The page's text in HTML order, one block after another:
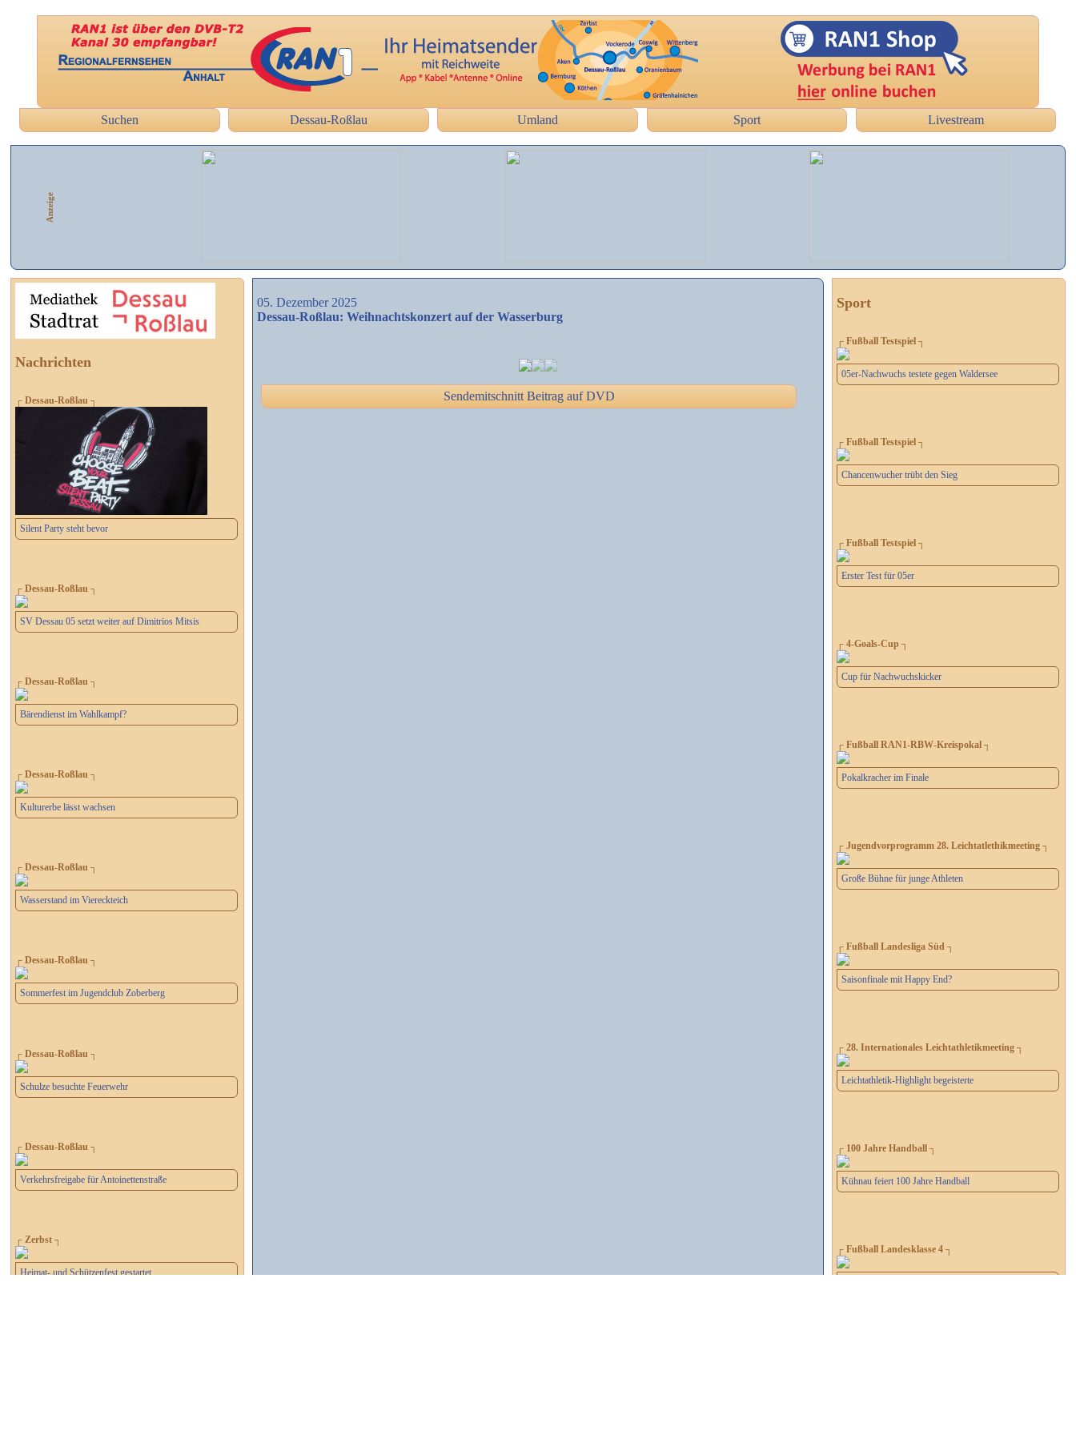
Suchen Dessau-Roßlau Umland Sport Livestream
Nachrichten
┌ Dessau-Roßlau ┐
Silent Party steht bevor
┌ Dessau-Roßlau ┐
SV Dessau 05 setzt weiter auf Dimitrios Mitsis
┌ Dessau-Roßlau ┐
Bärendienst im Wahlkampf?
┌ Dessau-Roßlau ┐
Kulturerbe lässt wachsen
┌ Dessau-Roßlau ┐
Wasserstand im Viereckteich
┌ Dessau-Roßlau ┐
Sommerfest im Jugendclub Zoberberg
┌ Dessau-Roßlau ┐
Schulze besuchte Feuerwehr
┌ Dessau-Roßlau ┐
Verkehrsfreigabe für Antoinettenstraße
┌ Zerbst ┐
Heimat- und Schützenfest gestartet
05. Dezember 2025
Dessau-Roßlau: Weihnachtskonzert auf der Wasserburg
Sendemitschnitt Beitrag auf DVD
Sport
┌ Fußball Testspiel ┐
05er-Nachwuchs testete gegen Waldersee
┌ Fußball Testspiel ┐
Chancenwucher trübt den Sieg
┌ Fußball Testspiel ┐
Erster Test für 05er
┌ 4-Goals-Cup ┐
Cup für Nachwuchskicker
┌ Fußball RAN1-RBW-Kreispokal ┐
Pokalkracher im Finale
┌ Jugendvorprogramm 28. Leichtatlethikmeeting ┐
Große Bühne für junge Athleten
┌ Fußball Landesliga Süd ┐
Saisonfinale mit Happy End?
┌ 28. Internationales Leichtathletikmeeting ┐
Leichtathletik-Highlight begeisterte
┌ 100 Jahre Handball ┐
Kühnau feiert 100 Jahre Handball
┌ Fußball Landesklasse 4 ┐
Anzeige